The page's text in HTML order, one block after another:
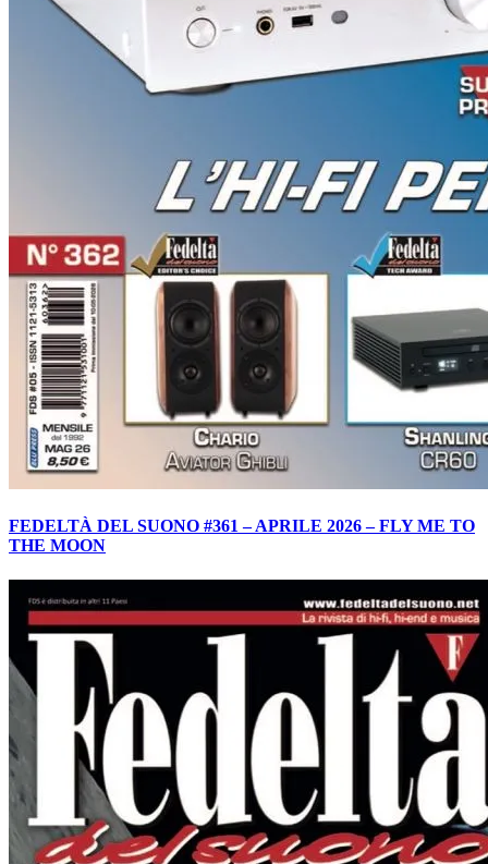
FEDELTÀ DEL SUONO #361 – APRILE 2026 – FLY ME TO
THE MOON